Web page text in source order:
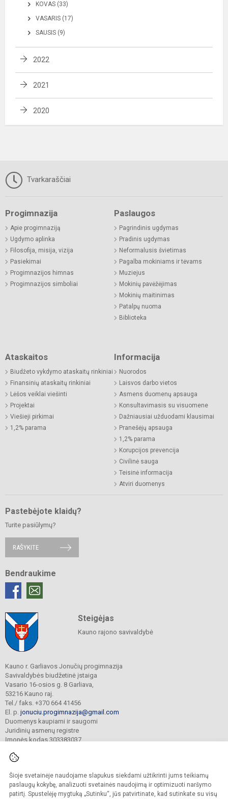
Šioje svetainėje naudojame slapukus siekdami užtikrinti jums teikiamų
paslaugų kokybę, analizuoti svetainės naudojimą ir optimizuoti naršymo
patirtį. Spustelėję mygtuką „Sutinku“, jūs patvirtinate, kad sutinkate su visų
KOVAS (33)
VASARIS (17)
SAUSIS (9)
2022
2021
2020
Tvarkaraščiai
Progimnazija
Apie progimnaziją
Ugdymo aplinka
Filosofija, misija, vizija
Pasiekimai
Progimnazijos himnas
Progimnazijos simboliai
Paslaugos
Pagrindinis ugdymas
Pradinis ugdymas
Neformalusis švietimas
Pagalba mokiniams ir tėvams
Muziejus
Mokinių pavėžėjimas
Mokinių maitinimas
Patalpų nuoma
Biblioteka
Ataskaitos
Biudžeto vykdymo ataskaitų rinkiniai
Finansinių ataskaitų rinkiniai
Lėšos veiklai viešinti
Projektai
Viešieji pirkimai
1,2% parama
Informacija
Nuorodos
Laisvos darbo vietos
Asmens duomenų apsauga
Konsultavimasis su visuomene
Dažniausiai užduodami klausimai
Pranešėjų apsauga
1,2% parama
Korupcijos prevencija
Civilinė sauga
Teisinė informacija
Atviri duomenys
Pastebėjote klaidų?
Turite pasiūlymų?
RAŠYKITE
Bendraukime
Steigėjas
Kauno rajono savivaldybė
Kauno r. Garliavos Jonučių progimnazija
Savivaldybės biudžetinė įstaiga
Vasario 16-osios g. 8 Garliava,
53216 Kauno raj.
Tel./ faks. +370 664 41456
El. p. jonuciu.progimnazija@gmail.com
Duomenys kaupiami ir saugomi
Juridinių asmenų registre
Įmonės kodas 303383037
© 2023. Kauno r. Garliavos Jonučių progimnazija. Visos teisės saugomos.
Kopijuoti turinį be raštiško progimnazijos sutikimo griežtai draudžiama.